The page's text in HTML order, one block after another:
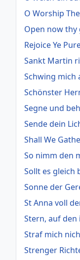
O Worship
Open now thy
Rejoice Ye
Sankt Martin
Schwing mich
Schönster
Segne und
Sende dein
Shall We
So nimm den
Sollt es gleich
Sonne der
St Anna voll
Stern, auf den
Straf mich
Strenger